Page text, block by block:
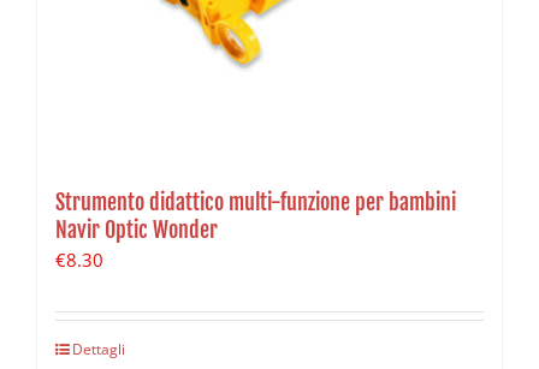
Strumento didattico multi-funzione per bambini
Navir Optic Wonder
€8.30
Dettagli